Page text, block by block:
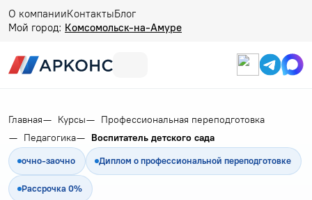
О компанииКонтактыБлог
Мой город: Комсомольск-на-Амуре
Главная Курсы
Профессиональная переподготовка
Педагогика
Воспитатель детского сада
очно-заочно Диплом о профессиональной переподготовке
Рассрочка 0%